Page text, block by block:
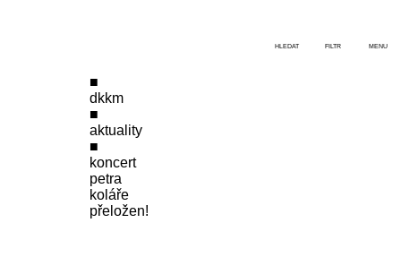
dkkm
aktuality
koncert
petra
koláře
přeložen!
HLEDAT FILTR MENU